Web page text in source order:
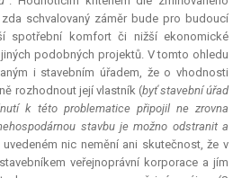
schvalovaný záměr bude pro budoucí
spotřební komfort či nižší ekonomické
podobných projektů. V tomto ohledu
i stavebním úřadem, že o vhodnosti
rozhodnout její vlastník (byť stavební úřad
k této problematice připojil ne zrovna
stavbu je možno odstranit a
uvedeném nic nemění ani skutečnost, že v
veřejnoprávní korporacea jím